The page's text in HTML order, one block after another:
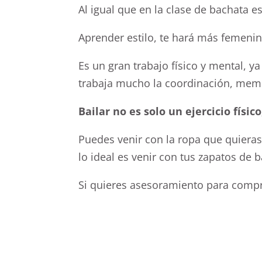
Al igual que en la clase de bachata
Aprender estilo, te hará más
Es un gran trabajo físico y mental,
trabaja mucho la coordinación,
Bailar no es solo un ejercicio
Puedes venir con la ropa que
lo ideal es venir con tus zapatos de
Si quieres asesoramiento para